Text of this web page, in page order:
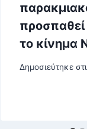
προσπαθεί
το κίνημα
Δημοσιεύτηκε